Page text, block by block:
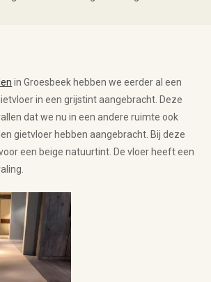
in Groesbeek hebben we eerder al een
in een grijstint aangebracht. Deze
dat we nu in een andere ruimte ook
gietvloer hebben aangebracht. Bij deze
een beige natuurtint. De vloer heeft een